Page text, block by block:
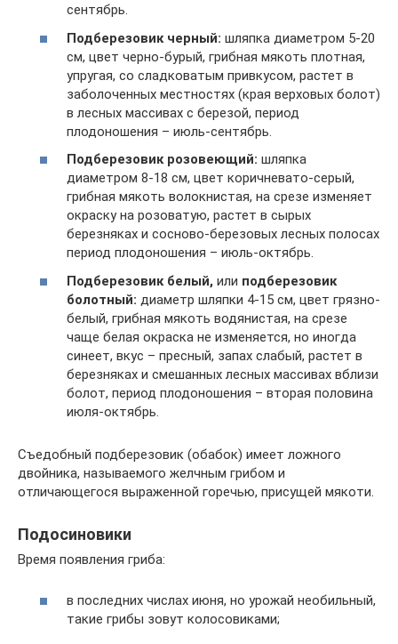
сентябрь.
Подберезовик черный: шляпка диаметром 5-20
см, цвет черно-бурый, грибная мякоть плотная,
упругая, со сладковатым привкусом, растет в
заболоченных местностях (края верховых болот)
в лесных массивах с березой, период
плодоношения – июль-сентябрь.
Подберезовик розовеющий: шляпка
диаметром 8-18 см, цвет коричневато-серый,
грибная мякоть волокнистая, на срезе изменяет
окраску на розоватую, растет в сырых
березняках и сосново-березовых лесных полосах
период плодоношения – июль-октябрь.
Подберезовик белый, или подберезовик
болотный: диаметр шляпки 4-15 см, цвет грязно-
белый, грибная мякоть водянистая, на срезе
чаще белая окраска не изменяется, но иногда
синеет, вкус – пресный, запах слабый, растет в
березняках и смешанных лесных массивах вблизи
болот, период плодоношения – вторая половина
июля-октябрь.
Съедобный подберезовик (обабок) имеет ложного
двойника, называемого желчным грибом и
отличающегося выраженной горечью, присущей мякоти.
Подосиновики
Время появления гриба:
в последних числах июня, но урожай необильный,
такие грибы зовут колосовиками;